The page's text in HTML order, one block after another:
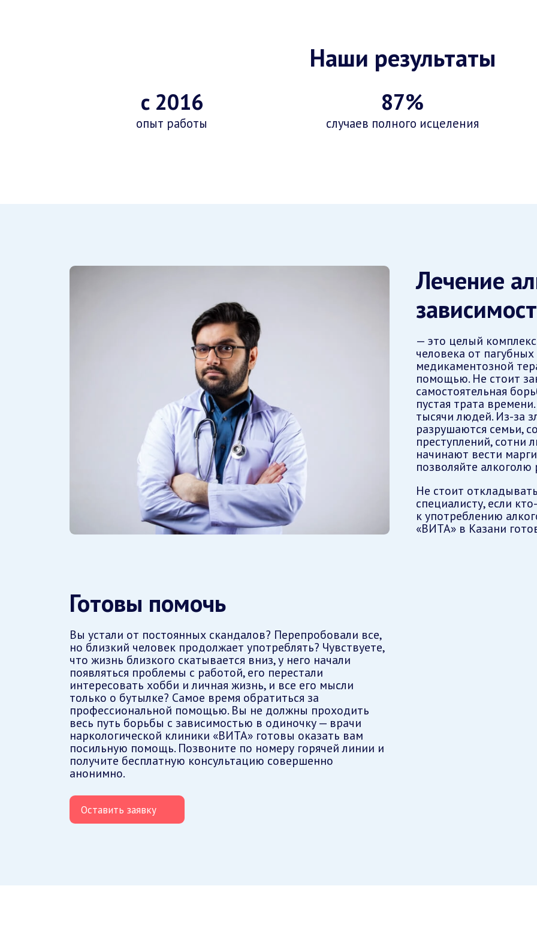
Наши результаты
с 2016
опыт работы
87%
случаев полного исцеления
Лечение
— это целый
человека от
медикаментозной
помощью. Не стоит
самостоятельная
пустая трата
тысячи людей. Из-за
разрушаются семьи,
преступлений, сотни
начинают вести
позволяйте
Не стоит
специалисту, если
к употреблению
«ВИТА» в Казани
Готовы помочь
Вы устали от постоянных скандалов? Перепробовали все,
но близкий человек продолжает употреблять? Чувствуете,
что жизнь близкого скатывается вниз, у него начали
появляться проблемы с работой, его перестали
интересовать хобби и личная жизнь, и все его мысли
только о бутылке? Самое время обратиться за
профессиональной помощью. Вы не должны проходить
весь путь борьбы с зависимостью в одиночку — врачи
наркологической клиники «ВИТА» готовы оказать вам
посильную помощь. Позвоните по номеру горячей линии и
получите бесплатную консультацию совершенно
анонимно.
Оставить заявку